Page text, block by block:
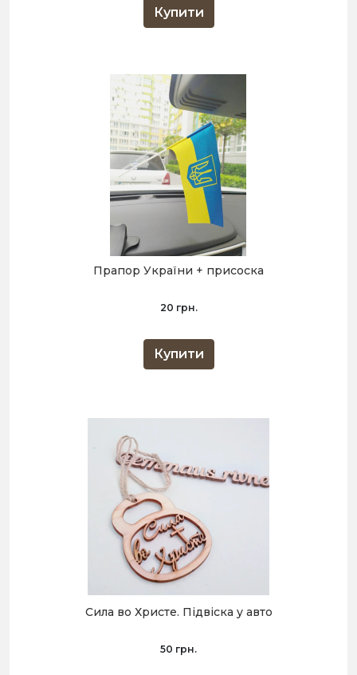
Купити
Прапор України + присоска
20 грн.
Купити
Сила во Христе. Підвіска у авто
50 грн.